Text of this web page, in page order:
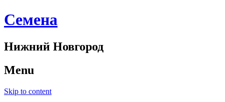
Cемена
Нижний Новгород
Menu
Skip to content